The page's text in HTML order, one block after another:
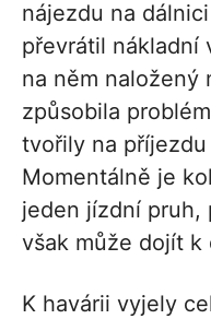
nájezdu na
převrátil nákladní
na něm naložený
způsobila
tvořily na příjezdu
Momentálně je
jeden jízdní pruh,
však může dojít k
K havárii vyjely